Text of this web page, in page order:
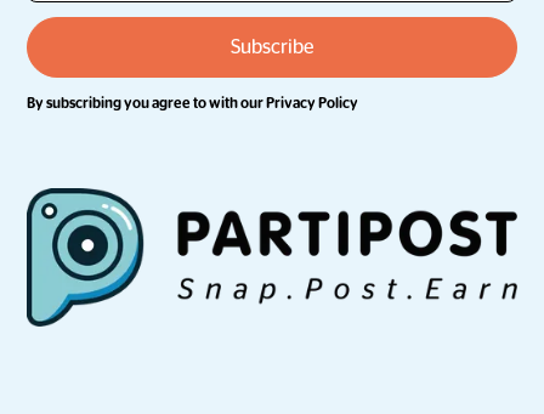
By subscribing you agree to with ourPrivacy Policy